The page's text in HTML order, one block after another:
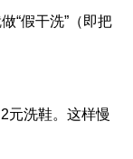
“假干洗”（即把
元洗鞋。这样慢